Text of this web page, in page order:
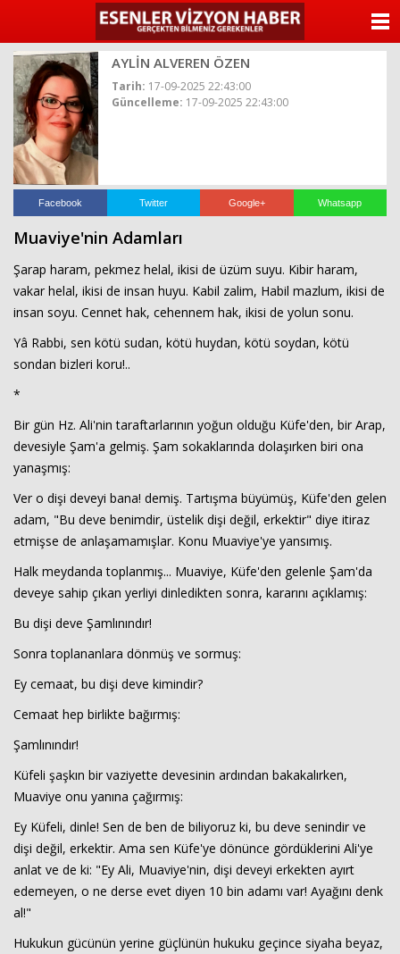
AYLİN ALVEREN ÖZEN
Tarih: 17-09-2025 22:43:00
Güncelleme: 17-09-2025 22:43:00
Facebook Twitter Google+ Whatsapp
Muaviye'nin Adamları
Şarap haram, pekmez helal, ikisi de üzüm suyu. Kibir haram,
vakar helal, ikisi de insan huyu. Kabil zalim, Habil mazlum, ikisi de
insan soyu. Cennet hak, cehennem hak, ikisi de yolun sonu.
Yâ Rabbi, sen kötü sudan, kötü huydan, kötü soydan, kötü
sondan bizleri koru!..
*
Bir gün Hz. Ali'nin taraftarlarının yoğun olduğu Küfe'den, bir Arap,
devesiyle Şam'a gelmiş. Şam sokaklarında dolaşırken biri ona
yanaşmış:
Ver o dişi deveyi bana! demiş. Tartışma büyümüş, Küfe'den gelen
adam, "Bu deve benimdir, üstelik dişi değil, erkektir" diye itiraz
etmişse de anlaşamamışlar. Konu Muaviye'ye yansımış.
Halk meydanda toplanmış... Muaviye, Küfe'den gelenle Şam'da
deveye sahip çıkan yerliyi dinledikten sonra, kararını açıklamış:
Bu dişi deve Şamlınındır!
Sonra toplananlara dönmüş ve sormuş:
Ey cemaat, bu dişi deve kimindir?
Cemaat hep birlikte bağırmış:
Şamlınındır!
Küfeli şaşkın bir vaziyette devesinin ardından bakakalırken,
Muaviye onu yanına çağırmış:
Ey Küfeli, dinle! Sen de ben de biliyoruz ki, bu deve senindir ve
dişi değil, erkektir. Ama sen Küfe'ye dönünce gördüklerini Ali'ye
anlat ve de ki: "Ey Ali, Muaviye'nin, dişi deveyi erkekten ayırt
edemeyen, o ne derse evet diyen 10 bin adamı var! Ayağını denk
al!"
Hukukun gücünün yerine güçlünün hukuku geçince siyaha beyaz,
ANASAYFA
YAZARLAR
Haberin Doğru Adresi.